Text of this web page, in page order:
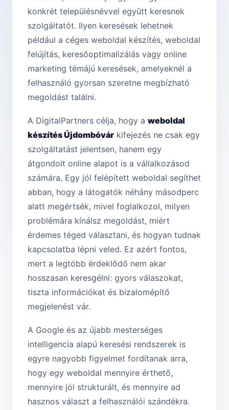
konkrét településnévvel együtt keresnek
szolgáltatót. Ilyen keresések lehetnek
például a céges weboldal készítés, weboldal
felújítás, keresőoptimalizálás vagy online
marketing témájú keresések, amelyeknél a
felhasználó gyorsan szeretne megbízható
megoldást találni.
A DigitalPartners célja, hogy a weboldal
készítés Újdombóvár kifejezés ne csak egy
szolgáltatást jelentsen, hanem egy
átgondolt online alapot is a vállalkozásod
számára. Egy jól felépített weboldal segíthet
abban, hogy a látogatók néhány másodperc
alatt megértsék, mivel foglalkozol, milyen
problémára kínálsz megoldást, miért
érdemes téged választani, és hogyan tudnak
kapcsolatba lépni veled. Ez azért fontos,
mert a legtöbb érdeklődő nem akar
hosszasan keresgélni: gyors válaszokat,
tiszta információkat és bizalomépítő
megjelenést vár.
A Google és az újabb mesterséges
intelligencia alapú keresési rendszerek is
egyre nagyobb figyelmet fordítanak arra,
hogy egy weboldal mennyire érthető,
mennyire jól strukturált, és mennyire ad
hasznos választ a felhasználói szándékra.